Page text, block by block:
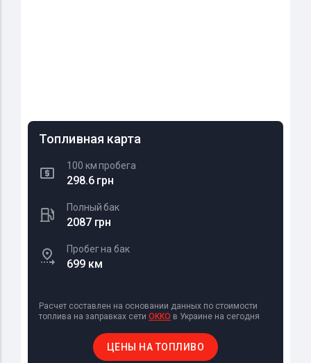
Топливная карта
100 км пробега
298.6 грн
Полный бак
2087 грн
Пробег на бак
699 км
Расчет составлен на основании данных по стоимости
топлива на заправках сети OKKO в Украине на сегодня
ЦЕНЫ НА ТОПЛИВО